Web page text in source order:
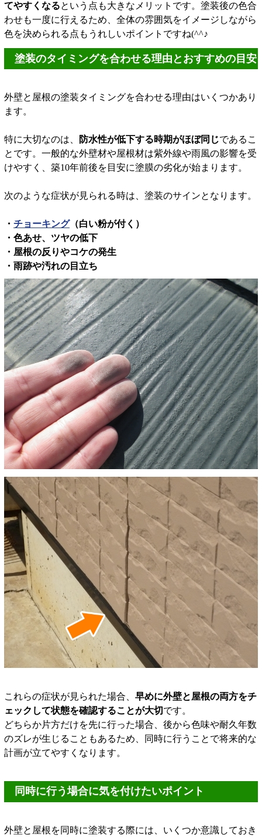
てやすくなるという点も大きなメリットです。塗装後の色合
わせも一度に行えるため、全体の雰囲気をイメージしながら
色を決められる点もうれしいポイントですね(^^♪
塗装のタイミングを合わせる理由とおすすめの目安
外壁と屋根の塗装タイミングを合わせる理由はいくつかあり
ます。
特に大切なのは、 防水性が低下する時期がほぼ同じであるこ
とです。一般的な外壁材や屋根材は紫外線や雨風の影響を受
けやすく、築10年前後を目安に塗膜の劣化が始まります。
次のような症状が見られる時は、塗装のサインとなります。
・ チョーキング（白い粉が付く）
・色あせ、ツヤの低下
・屋根の反りやコケの発生
・雨跡や汚れの目立ち
これらの症状が見られた場合、 早めに外壁と屋根の両方をチ
ェックして状態を確認することが大切です。
どちらか片方だけを先に行った場合、後から色味や耐久年数
のズレが生じることもあるため、同時に行うことで将来的な
計画が立てやすくなります。
同時に行う場合に気を付けたいポイント
外壁と屋根を同時に塗装する際には、いくつか意識しておき